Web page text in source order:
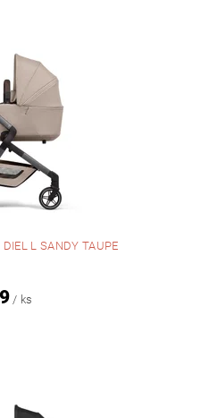
L SANDY TAUPE
/ ks